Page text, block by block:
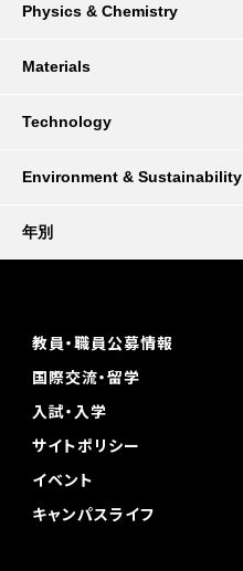
Physics & Chemistry
Materials
Technology
Environment & Sustainability
年別
教員・職員公募情報
国際交流・留学
入試・入学
サイトポリシー
イベント
キャンパスライフ